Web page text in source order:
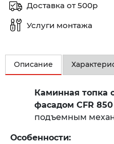
Доставка от 500р
Услуги монтажа
Описание
Каминная топка
фасадом CFR 850
подъемным
Особенности: